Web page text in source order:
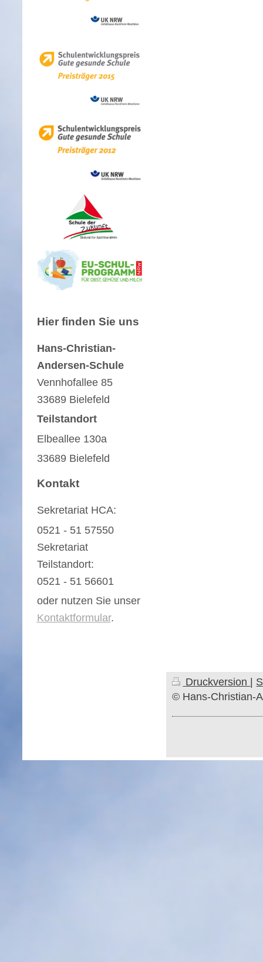
Hier finden Sie uns
Hans-Christian-
Andersen-Schule
Vennhofallee 85
33689 Bielefeld
Teilstandort
Elbeallee 130a
33689 Bielefeld
Kontakt
Sekretariat HCA:
0521 - 51 57550
Sekretariat
Teilstandort:
0521 - 51 56601
oder nutzen Sie unser
Kontaktformular.
Druckversion |
© Hans-Christian-